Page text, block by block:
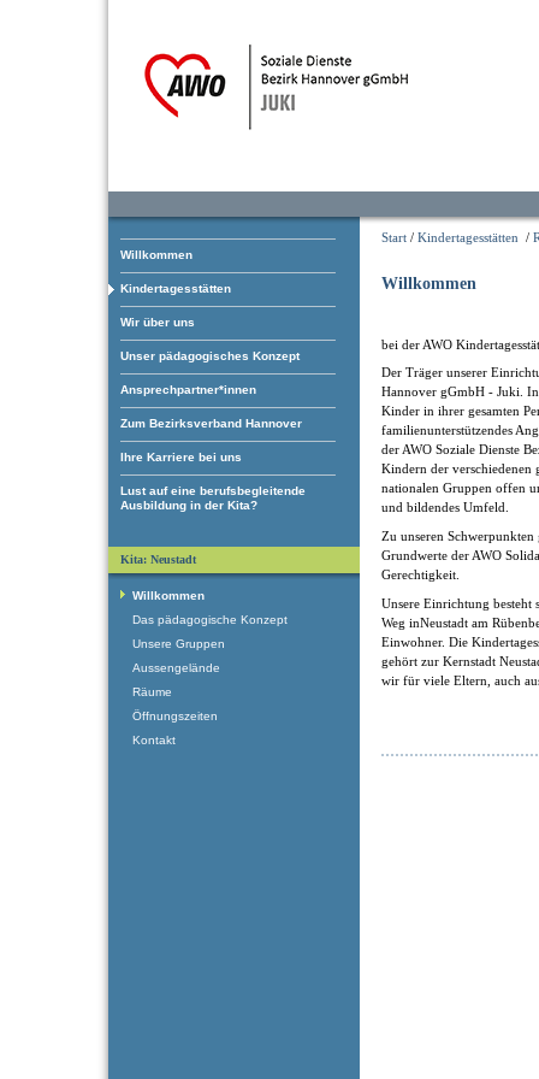
Willkommen
Kindertagesstätten
Wir über uns
Unser pädagogisches Konzept
Ansprechpartner*innen
Zum Bezirksverband Hannover
Ihre Karriere bei uns
Lust auf eine berufsbegleitende
Ausbildung in der Kita?
Start / Kindertagesstätten /
Willkommen
bei der AWO
Der Träger unserer
Hannover gGmbH - Juki.
Kinder in ihrer gesamten
familienunterstützendes
der AWO Soziale Dienste
Kindern der verschiedenen
nationalen Gruppen offen
und bildendes Umfeld.
Zu unseren
Grundwerte der AWO
Gerechtigkeit.
Unsere Einrichtung
Weg inNeustadt am
Einwohner. Die
gehört zur Kernstadt
wir für viele Eltern, auch
Kita: Neustadt
Willkommen
Das pädagogische Konzept
Unsere Gruppen
Aussengelände
Räume
Öffnungszeiten
Kontakt